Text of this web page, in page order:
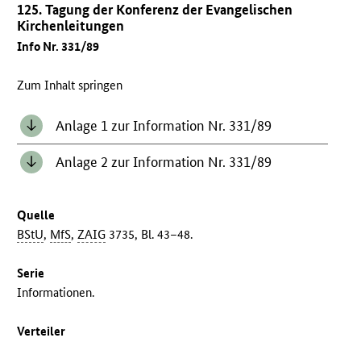
125. Tagung der Konferenz der Evangelischen
Kirchenleitungen
Info Nr. 331/89
Zum Inhalt springen
Anlage 1 zur Information Nr. 331/89
Anlage 2 zur Information Nr. 331/89
Quelle
BStU, MfS,ZAIG 3735, Bl. 43–48.
Serie
Informationen.
Verteiler